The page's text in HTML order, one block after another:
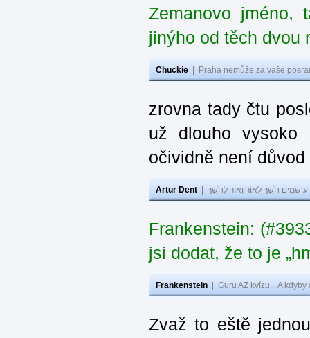
Zemanovo jméno,
jinýho od těch dvou
Chuckie Praha nemůže za vaše
zrovna tady čtu
už dlouho
očividně není
Artur Dent שָׂמִים חֹשֶׁךְ לְאוֹר וְאוֹר לְחֹשֶׁךְ
Frankenstein:
jsi dodat, že to je
Frankenstein Guru AZ kvízu... A
Zvaž to eště